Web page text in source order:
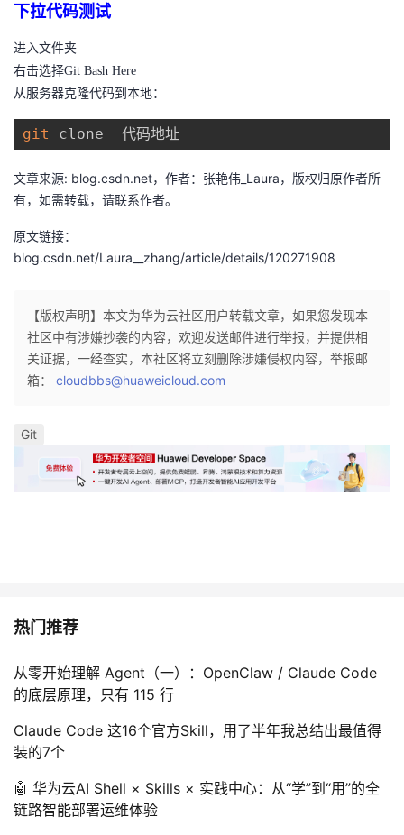
下拉代码测试
进入文件夹
右击选择Git Bash Here
从服务器克隆代码到本地：
git
文章来源: blog.csdn.net，作者：张艳伟_Laura，版权归原作者所
有，如需转载，请联系作者。
原文链接：
blog.csdn.net/Laura__zhang/article/details/120271908
【版权声明】本文为华为云社区用户转载文章，如果您发现本
社区中有涉嫌抄袭的内容，欢迎发送邮件进行举报，并提供相
关证据，一经查实，本社区将立刻删除涉嫌侵权内容，举报邮
箱： cloudbbs@huaweicloud.com
Git
热门推荐
从零开始理解 Agent（一）：OpenClaw / Claude Code
的底层原理，只有 115 行
Claude Code 这16个官方Skill，用了半年我总结出最值得
装的7个
🤖 华为云AI Shell × Skills × 实践中心：从“学”到“用”的全
链路智能部署运维体验